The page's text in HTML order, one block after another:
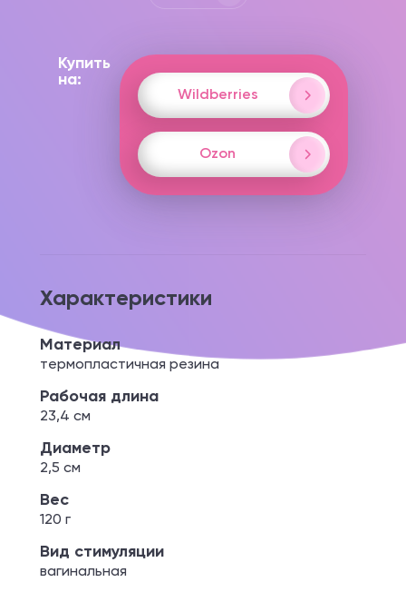
Купить
на:
Wildberries
Ozon
Характеристики
Материал
термопластичная резина
Рабочая длина
23,4 см
Диаметр
2,5 см
Вес
120 г
Вид стимуляции
вагинальная